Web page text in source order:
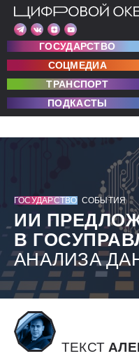
ГОСУДАРСТВО
СОЦМЕДИА
ТРАНСПОРТ
ПОДКАСТЫ
ГОСУДАРСТВО СОБЫТИЯ
ИИ
В
АНАЛИЗА
ТЕКСТ